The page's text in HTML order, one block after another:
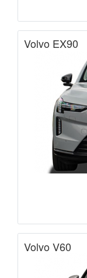
Volvo EX90
Volvo V60